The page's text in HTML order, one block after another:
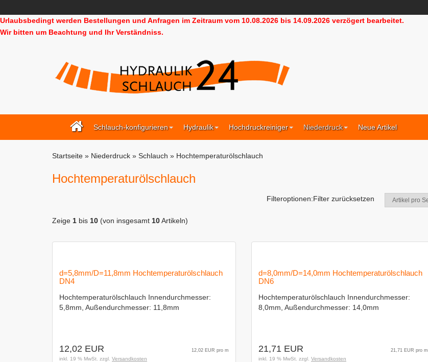
Urlaubsbedingt werden Bestellungen und Anfragen im Zeitraum vom 10.08.2026 bis 14.09.2026 verzögert bearbeitet.
Wir bitten um Beachtung und Ihr Verständniss.
Schlauch-konfigurieren Hydraulik Hochdruckreiniger Niederdruck Neue Artikel
Startseite » Niederdruck » Schlauch » Hochtemperaturölschlauch
Hochtemperaturölschlauch
Filteroptionen:Filter zurücksetzen
Zeige 1 bis 10 (von insgesamt 10Artikeln)
d=5,8mm/D=11,8mm Hochtemperaturölschlauch
DN4
Hochtemperaturölschlauch Innendurchmesser:
5,8mm, Außendurchmesser: 11,8mm
12,02 EUR 12,02 EUR pro m
inkl. 19 % MwSt. zzgl. Versandkosten
d=8,0mm/D=14,0mm Hochtemperaturölschlauch
DN6
Hochtemperaturölschlauch Innendurchmesser:
8,0mm, Außendurchmesser: 14,0mm
21,71 EUR 21,71 EUR pro m
inkl. 19 % MwSt. zzgl. Versandkosten